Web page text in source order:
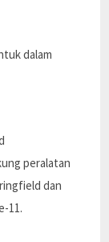
dalam
peralatan
dan
11.